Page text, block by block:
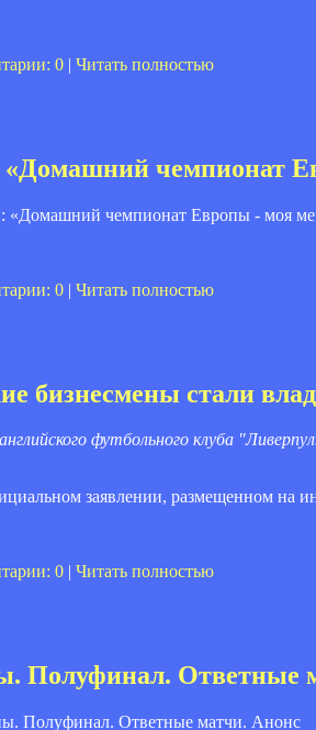
0 | Читать полностью
чемпионат
0 | Читать полностью
бизнесмены стали
футбольного клуба
заявлении, размещенном на
0 Читать полностью
Полуфинал. Ответные